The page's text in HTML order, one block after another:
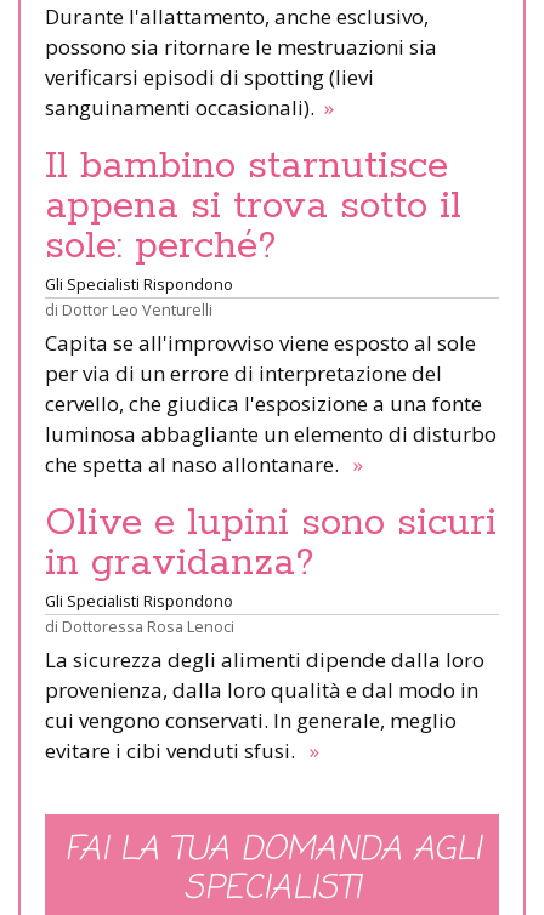
Durante l'allattamento, anche esclusivo,
possono sia ritornare le mestruazioni sia
verificarsi episodi di spotting (lievi
sanguinamenti occasionali). »
Il bambino starnutisce
appena si trova sotto il
sole: perché?
Gli Specialisti Rispondono
di Dottor Leo Venturelli
Capita se all'improvviso viene esposto al sole
per via di un errore di interpretazione del
cervello, che giudica l'esposizione a una fonte
luminosa abbagliante un elemento di disturbo
che spetta al naso allontanare. »
Olive e lupini sono sicuri
in gravidanza?
Gli Specialisti Rispondono
di Dottoressa Rosa Lenoci
La sicurezza degli alimenti dipende dalla loro
provenienza, dalla loro qualità e dal modo in
cui vengono conservati. In generale, meglio
evitare i cibi venduti sfusi. »
FAI LA TUA DOMANDA AGLI
SPECIALISTI